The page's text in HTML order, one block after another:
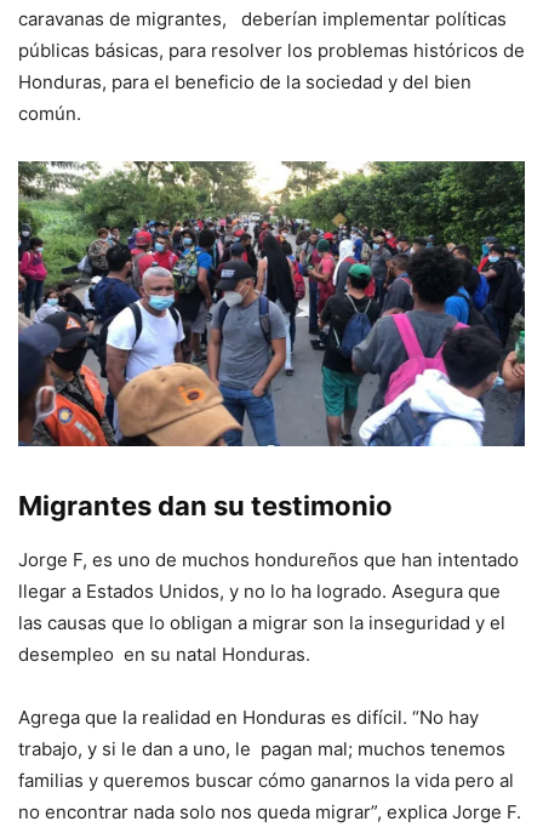
caravanas de migrantes, deberían implementar políticas
públicas básicas, para resolver los problemas históricos de
Honduras, para el beneficio de la sociedad y del bien
común.
Migrantes dan su testimonio
Jorge F, es uno de muchos hondureños que han intentado
llegar a Estados Unidos, y no lo ha logrado. Asegura que
las causas que lo obligan a migrar son la inseguridad y el
desempleo en su natal Honduras.
Agrega que la realidad en Honduras es difícil. “No hay
trabajo, y si le dan a uno, le pagan mal; muchos tenemos
familias y queremos buscar cómo ganarnos la vida pero al
no encontrar nada solo nos queda migrar”, explica Jorge F.